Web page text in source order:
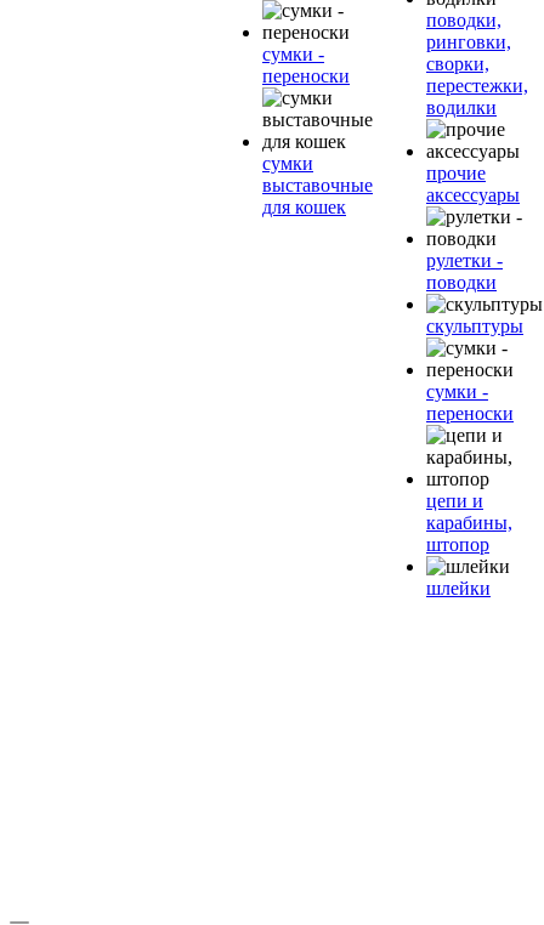
сумки -
переноски
сумки
выставочные
для кошек
поводки,
ринговки,
сворки,
перестежки,
водилки
прочие
аксессуары
рулетки -
поводки
скульптуры
сумки -
переноски
цепи и
карабины,
штопор
шлейки